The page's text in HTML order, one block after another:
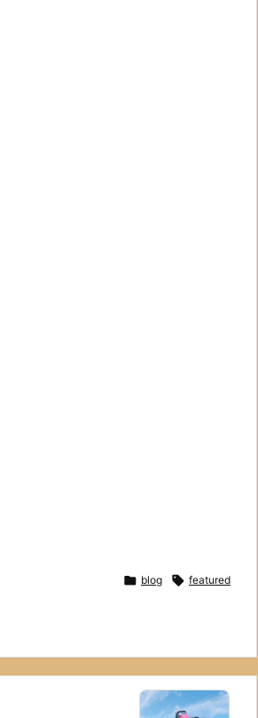
 blog  featured